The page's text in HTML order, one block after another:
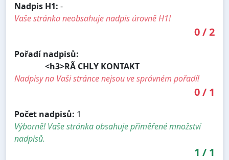
Nadpis H1: -
Vaše stránka neobsahuje nadpis úrovně H1!
0/2
Pořadí nadpisů:
<h3>RÃ CHLY KONTAKT
Nadpisy na Vaši stránce nejsou ve správném pořadí!
0/ 1
Počet nadpisů: 1
Výborně! Vaše stránka obsahuje přiměřené množství
nadpisů.
1 / 1